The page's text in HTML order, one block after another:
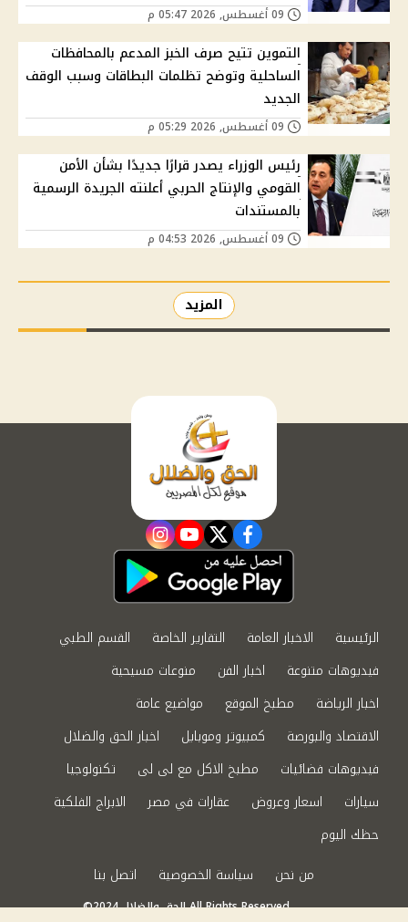
التموين تتيح صرف الخبز المدعم بالمحافظات
الساحلية وتوضح تظلمات البطاقات وسبب الوقف
الجديد
رئيس الوزراء يصدر قرارًا جديدًا بشأن الأمن
القومي والإنتاج الحربي أعلنته الجريدة الرسمية
بالمستندات
المزيد
facebook
twitter
youtube
instagram
الرئيسية الاخبار العامة التقارير الخاصة
القسم الطبي
فيديوهات متنوعة
اخبار الفن
منوعات مسيحية
اخبار الرياضة
مطبخ الموقع
مواضيع عامة
الاقتصاد والبورصة
كمبيوتر وموبايل
اخبار الحق والضلال
فيديوهات فضائيات
مطبخ الاكل مع لى لى
تكنولوجيا
سيارات
اسعار وعروض عقارات في مصر
الابراج الفلكية
حظك اليوم
من نحن
سياسة الخصوصية اتصل بنا
©2024 الحق والضلال All Rights Reserved.